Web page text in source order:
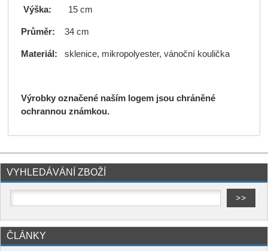
Výška: 15 cm
Průměr: 34 cm
Materiál: sklenice, mikropolyester, vánoční koulička
Výrobky označené naším logem jsou chráněné
ochrannou známkou.
VYHLEDÁVÁNÍ ZBOŽÍ
ČLÁNKY